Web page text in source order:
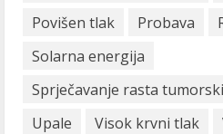
Povišen tlak
Probava
Solarna energija
Sprječavanje rasta
Upale
Visok krvni tlak